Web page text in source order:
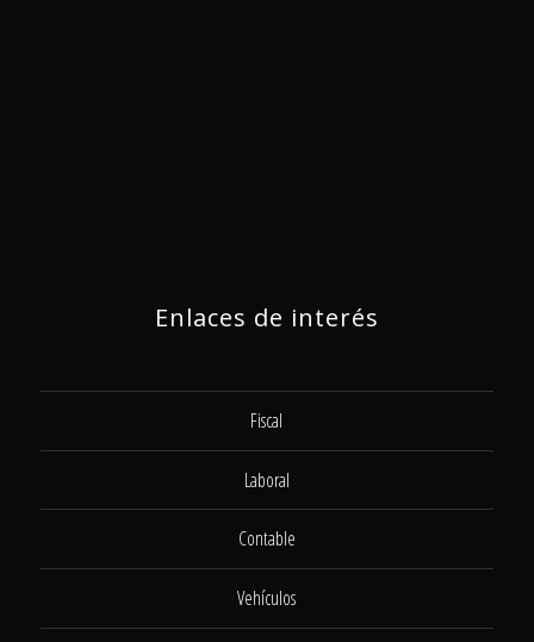
Enlaces de interés
Fiscal
Laboral
Contable
Vehículos